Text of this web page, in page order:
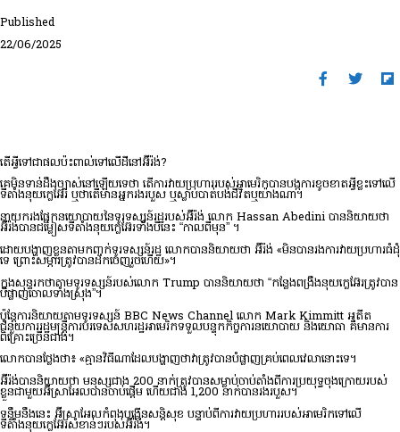
Published
22/06/2025
តើ​អ្វី​ទៅ​ជាផលប៉ះពាល់ទៅលើ​ដី​នៅ​អ៊ីរ៉ង់?
គេមិនទាន់ដឹងច្បាស់នៅឡើយទេថា តើការវាយប្រហាររបស់អាមេរិកបានបង្កការខូចខាតអ្វីខ្លះទៅលើ
ទីតាំងនុយក្លេអ៊ែរ ឬថាតើមានអ្នករងរបួស ឬស្លាប់បាត់បង់ជីវិតឬយ៉ាងណា។
នាយករងផ្នែកនយោបាយនៃទូរទស្សន៍រដ្ឋរបស់អ៊ីរ៉ង់ លោក Hassan Abedini បាននិយាយថា
អ៊ីរ៉ង់បានជម្លៀសទីតាំងនុយក្លេអ៊ែរទាំងបីនេះ “កាលពីមុន” ។
ដោយ​បង្ហាញ​ខ្លួន​តាម​កញ្ចក់​ទូរទស្សន៍​រដ្ឋ លោក​បាន​និយាយ​ថា អ៊ីរ៉ង់ «មិន​បាន​រង​ការ​វាយ​ប្រហារ​ធំ​ដុំ​
ទេ ព្រោះ​សម្ភារ​ត្រូវ​បាន​ដក​ចេញ​រួច​ហើយ»។
ក្នុង​សុន្ទរកថា​តាម​ទូរទស្សន៍​របស់​លោក Trump បាន​និយាយ​ថា “កន្លែង​ពង្រឹង​នុយក្លេអ៊ែរ​ត្រូវ​បាន​
បំផ្លាញ​ចោល​ទាំង​ស្រុង”។
ប៉ុន្តែ​ការ​និយាយ​តាម​ទូរទស្សន៍ BBC News Channel លោក Mark Kimmitt អតីត​
ជំនួយការ​រដ្ឋ​មន្ត្រី​ការ​បរទេស​សហរដ្ឋ​អាមេរិក​ទទួល​បន្ទុក​កិច្ចការ​នយោបាយ និង​យោធា គឺ​មាន​ការ​
ពិគ្រោះ​ច្រើន​ជាង។
លោក​បាន​ថ្លែង​ថា​៖ «​គ្មាន​វិធី​ណា​ដែល​បង្ហាញ​ថា​វា​ត្រូវ​បាន​បំផ្លាញ​គ្រប់​ពេល​វេលា​នោះ​ទេ។
អ៊ីរ៉ង់បាននិយាយថា មនុស្សជាង 200 នាក់ត្រូវបានសម្លាប់ចាប់តាំងពីការប្រយុទ្ធចុងក្រោយរបស់
ខ្លួនជាមួយអ៊ីស្រាអែលបានចាប់ផ្តើម ហើយជាង 1,200 នាក់បានរងរបួស។
ទន្ទឹមនឹងនេះ អ៊ីស្រាអែលកំពុងបង្កើនសន្តិសុខ បន្ទាប់ពីការវាយប្រហាររបស់អាមេរិកទៅលើ
ទីតាំងនុយក្លេអ៊ែរសំខាន់ៗរបស់អ៊ីរ៉ង់។